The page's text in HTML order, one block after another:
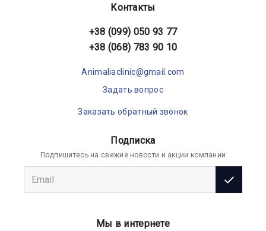
Контакты
+38 (099) 050 93 77
+38 (068) 783 90 10
Animaliaclinic@gmail.com
Задать вопрос
Заказать обратный звонок
Подписка
Подпишитесь на свежие новости и акции компании
Мы в интернете